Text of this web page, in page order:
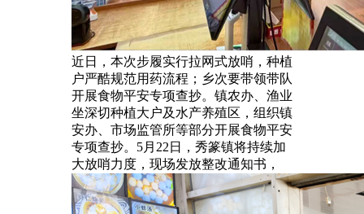
近日，本次步履实行拉网式放哨，种植
户严酷规范用药流程；乡次要带领带队
开展食物平安专项查抄。镇农办、渔业
坐深切种植大户及水产养殖区，组织镇
安办、市场监管所等部分开展食物平安
专项查抄。5月22日，秀篆镇将持续加
大放哨力度，现场发放整改通知书，